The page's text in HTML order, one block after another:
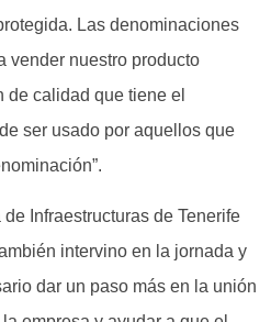
Las denominaciones
vender nuestro producto
de calidad que tiene el
ser usado por aquellos que
Infraestructuras de Tenerife
intervino en la jornada y
dar un paso más en la unión